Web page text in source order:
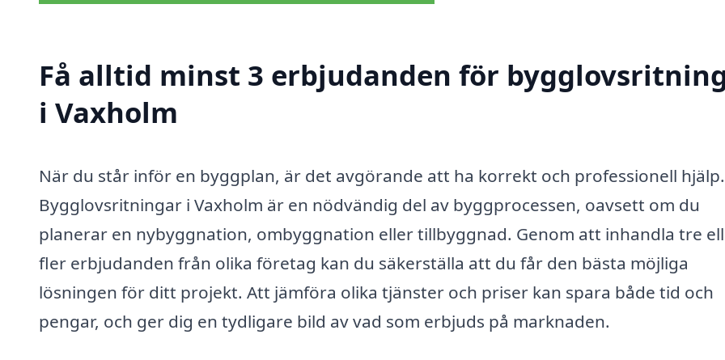
Få alltid minst 3 erbjudanden för
i Vaxholm
När du står inför en byggplan, är det avgörande att ha korrekt och professionell hjälp.
Bygglovsritningar i Vaxholm är en nödvändig del av byggprocessen, oavsett om du
planerar en nybyggnation, ombyggnation eller tillbyggnad. Genom att inhandla tre
fler erbjudanden från olika företag kan du säkerställa att du får den bästa möjliga
lösningen för ditt projekt. Att jämföra olika tjänster och priser kan spara både tid och
pengar, och ger dig en tydligare bild av vad som erbjuds på marknaden.